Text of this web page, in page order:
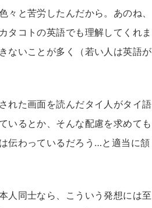
と苦労したんだから。あのね、
タコトの英語でも理解してくれま
ないことが多く（若い人は英語が
れた画面を読んだタイ人がタイ語
いるとか、そんな配慮を求めても
伝わっているだろう…と適当に頷
人同士なら、こういう発想には至